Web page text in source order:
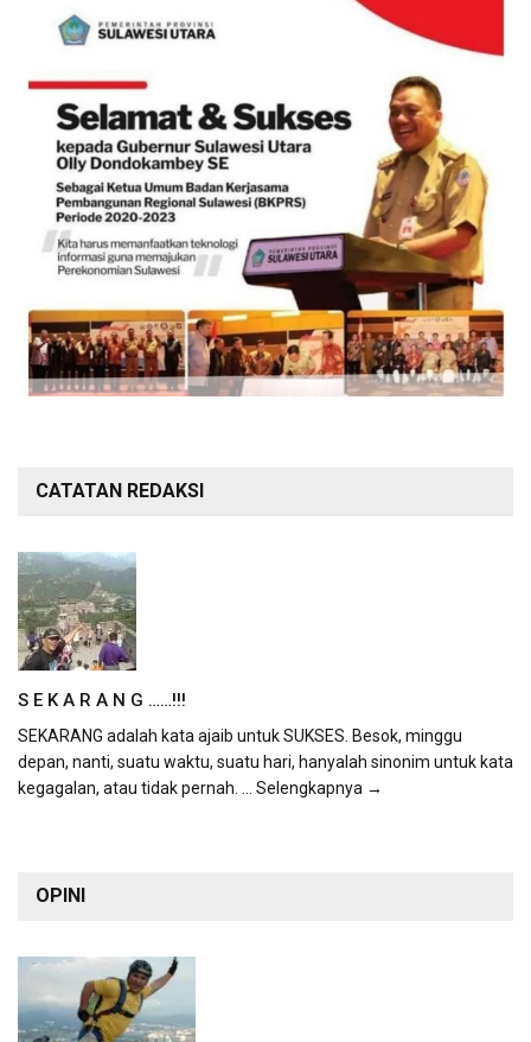
CATATAN REDAKSI
S E K A R A N G ……!!!
SEKARANG adalah kata ajaib untuk SUKSES. Besok, minggu
depan, nanti, suatu waktu, suatu hari, hanyalah sinonim untuk kata
kegagalan, atau tidak pernah.
... Selengkapnya →
OPINI